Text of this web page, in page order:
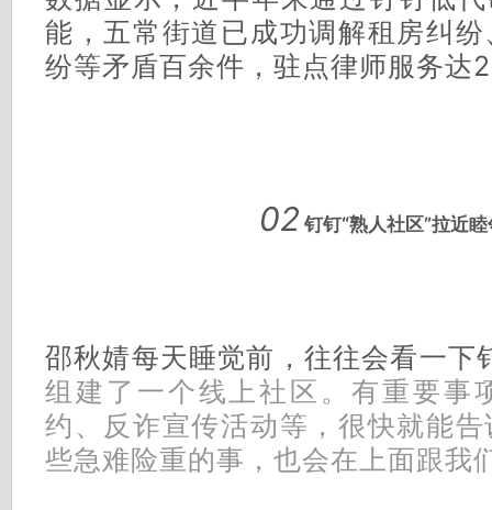
能，五常街道已成功调解租房纠
纷等矛盾百余件，驻点律师服务达
02 钉钉“熟人社区”拉近
邵秋婧每天睡觉前，往往会看一下
组建了一个线上社区。有重要事
约、反诈宣传活动等，很快就能
些急难险重的事，也会在上面跟我